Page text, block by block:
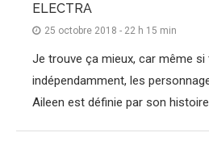
ELECTRA
25 octobre 2018 - 22 h 15 min
Je trouve ça mieux, car même si
indépendamment, les
Aileen est définie par son